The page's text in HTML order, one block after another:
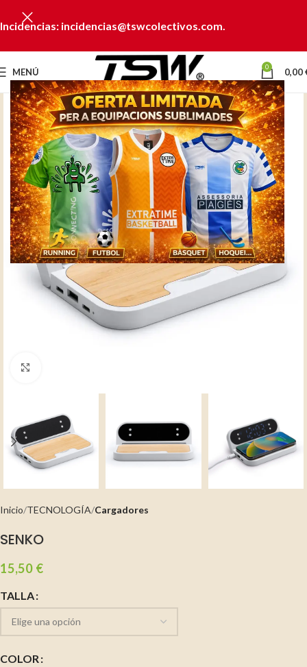
Incidencias: incidencias@tswcolectivos.com.
MENÚ 0 0,00
Inicio TECNOLOGÍA Cargadores
SENKO
15,50 €
TALLA
COLOR